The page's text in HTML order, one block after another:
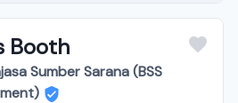
Booth
Sumber Sarana (BSS